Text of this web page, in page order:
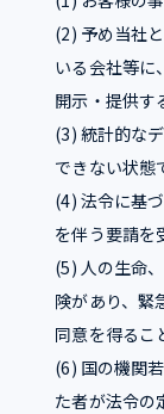
(2) 予め当社
いる会社等に
開示・提供す
(3) 統計的な
できない状態
(4) 法令に基
を伴う要請を
(5) 人の生命
険があり、緊
同意を得るこ
(6) 国の機関
た者が法令の